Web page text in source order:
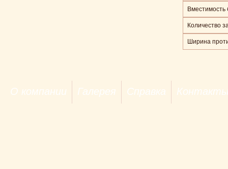
Вместимость
Количество
Ширина
О компании Галерея Справка